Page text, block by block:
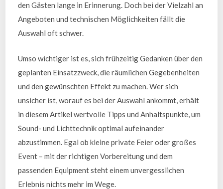
den Gästen lange in Erinnerung. Doch bei der Vielzahl an
Angeboten und technischen Möglichkeiten fällt die
Auswahl oft schwer.
Umso wichtiger ist es, sich frühzeitig Gedanken über den
geplanten Einsatzzweck, die räumlichen Gegebenheiten
und den gewünschten Effekt zu machen. Wer sich
unsicher ist, worauf es bei der Auswahl ankommt, erhält
in diesem Artikel wertvolle Tipps und Anhaltspunkte, um
Sound- und Lichttechnik optimal aufeinander
abzustimmen. Egal ob kleine private Feier oder großes
Event – mit der richtigen Vorbereitung und dem
passenden Equipment steht einem unvergesslichen
Erlebnis nichts mehr im Wege.